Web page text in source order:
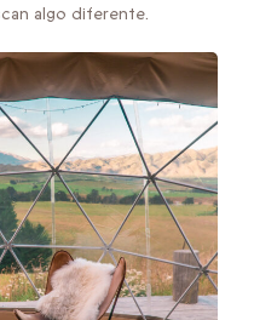
algo diferente.